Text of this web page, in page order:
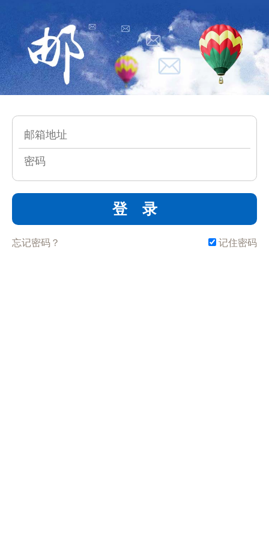
登 录
忘记密码？ 记住密码